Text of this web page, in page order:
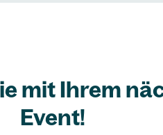
mit Ihrem
Event!